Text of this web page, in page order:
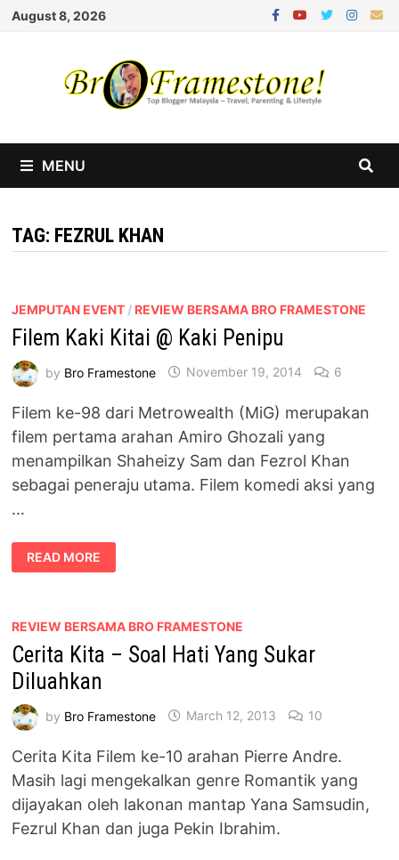
Skip
August 8, 2026
MENU
TAG: FEZRUL KHAN
JEMPUTAN EVENT / REVIEW BERSAMA BRO FRAMESTONE
Filem Kaki Kitai @ Kaki Penipu
by Bro Framestone November 19, 2014 6
Filem ke-98 dari Metrowealth (MiG) merupakan
filem pertama arahan Amiro Ghozali yang
menampilkan Shaheizy Sam dan Fezrol Khan
sebagai peneraju utama. Filem komedi aksi yang
…
FILEM
KAKI
KITAI
READ MORE
REVIEW BERSAMA BRO FRAMESTONE
Cerita Kita – Soal Hati Yang Sukar
Diluahkan
by Bro Framestone March 12, 2013 10
Cerita Kita Filem ke-10 arahan Pierre Andre.
Masih lagi mengekalkan genre Romantik yang
dijayakan oleh lakonan mantap Yana Samsudin,
Fezrul Khan dan juga Pekin Ibrahim.